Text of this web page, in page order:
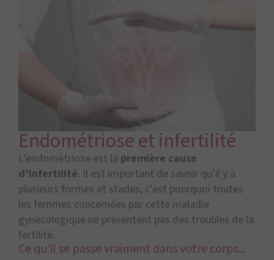
Endométriose et infertilité
L’endométriose est la première cause
d’infertilité. Il est important de savoir qu’il y a
plusieurs formes et stades, c’est pourquoi toutes
les femmes concernées par cette maladie
gynécologique ne présentent pas des troubles de la
fertilité.
Ce qu'il se passe vraiment dans votre corps...